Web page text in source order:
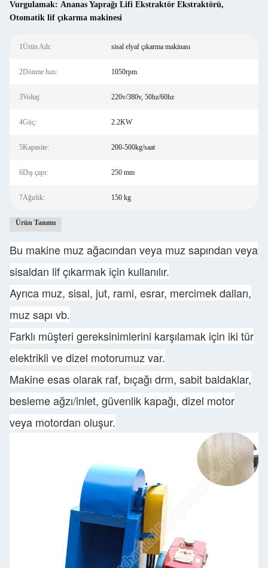
Vurgulamak: Ananas Yaprağı Lifi Ekstraktör Ekstraktörü,
Otomatik lif çıkarma makinesi
1Ürün Adı: sisal elyaf çıkarma makinası
2Dönme hızı: 1050rpm
3Voltaj: 220v/380v, 50hz/60hz
4Güç: 2.2KW
5Kapasite: 200-500kg/saat
6Dış çapı: 250 mm
7Ağırlık: 150 kg
Ürün Tanımı
Bu makine muz ağacından veya muz sapından veya
sisaldan lif çıkarmak için kullanılır.
Ayrıca muz, sisal, jut, rami, esrar, mercimek dalları,
muz sapı vb.
Farklı müşteri gereksinimlerini karşılamak için iki tür
elektrikli ve dizel motorumuz var.
Makine esas olarak raf, bıçağı drm, sabit baldaklar,
besleme ağzı/inlet, güvenlik kapağı, dizel motor
veya motordan oluşur.